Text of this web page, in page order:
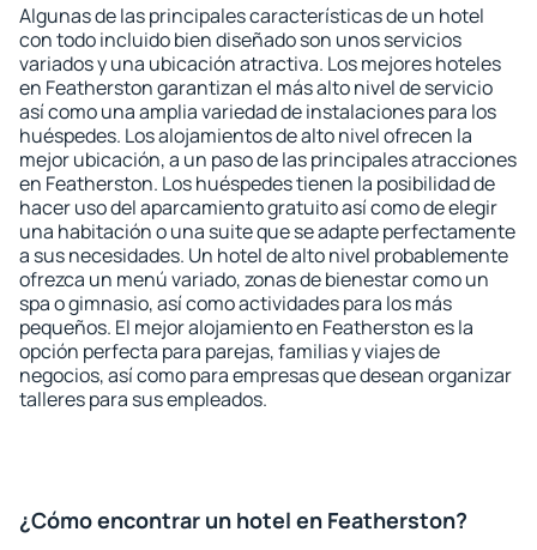
Algunas de las principales características de un hotel
con todo incluido bien diseñado son unos servicios
variados y una ubicación atractiva. Los mejores hoteles
en Featherston garantizan el más alto nivel de servicio
así como una amplia variedad de instalaciones para los
huéspedes. Los alojamientos de alto nivel ofrecen la
mejor ubicación, a un paso de las principales atracciones
en Featherston. Los huéspedes tienen la posibilidad de
hacer uso del aparcamiento gratuito así como de elegir
una habitación o una suite que se adapte perfectamente
a sus necesidades. Un hotel de alto nivel probablemente
ofrezca un menú variado, zonas de bienestar como un
spa o gimnasio, así como actividades para los más
pequeños. El mejor alojamiento en Featherston es la
opción perfecta para parejas, familias y viajes de
negocios, así como para empresas que desean organizar
talleres para sus empleados.
¿Cómo encontrar un hotel en Featherston?